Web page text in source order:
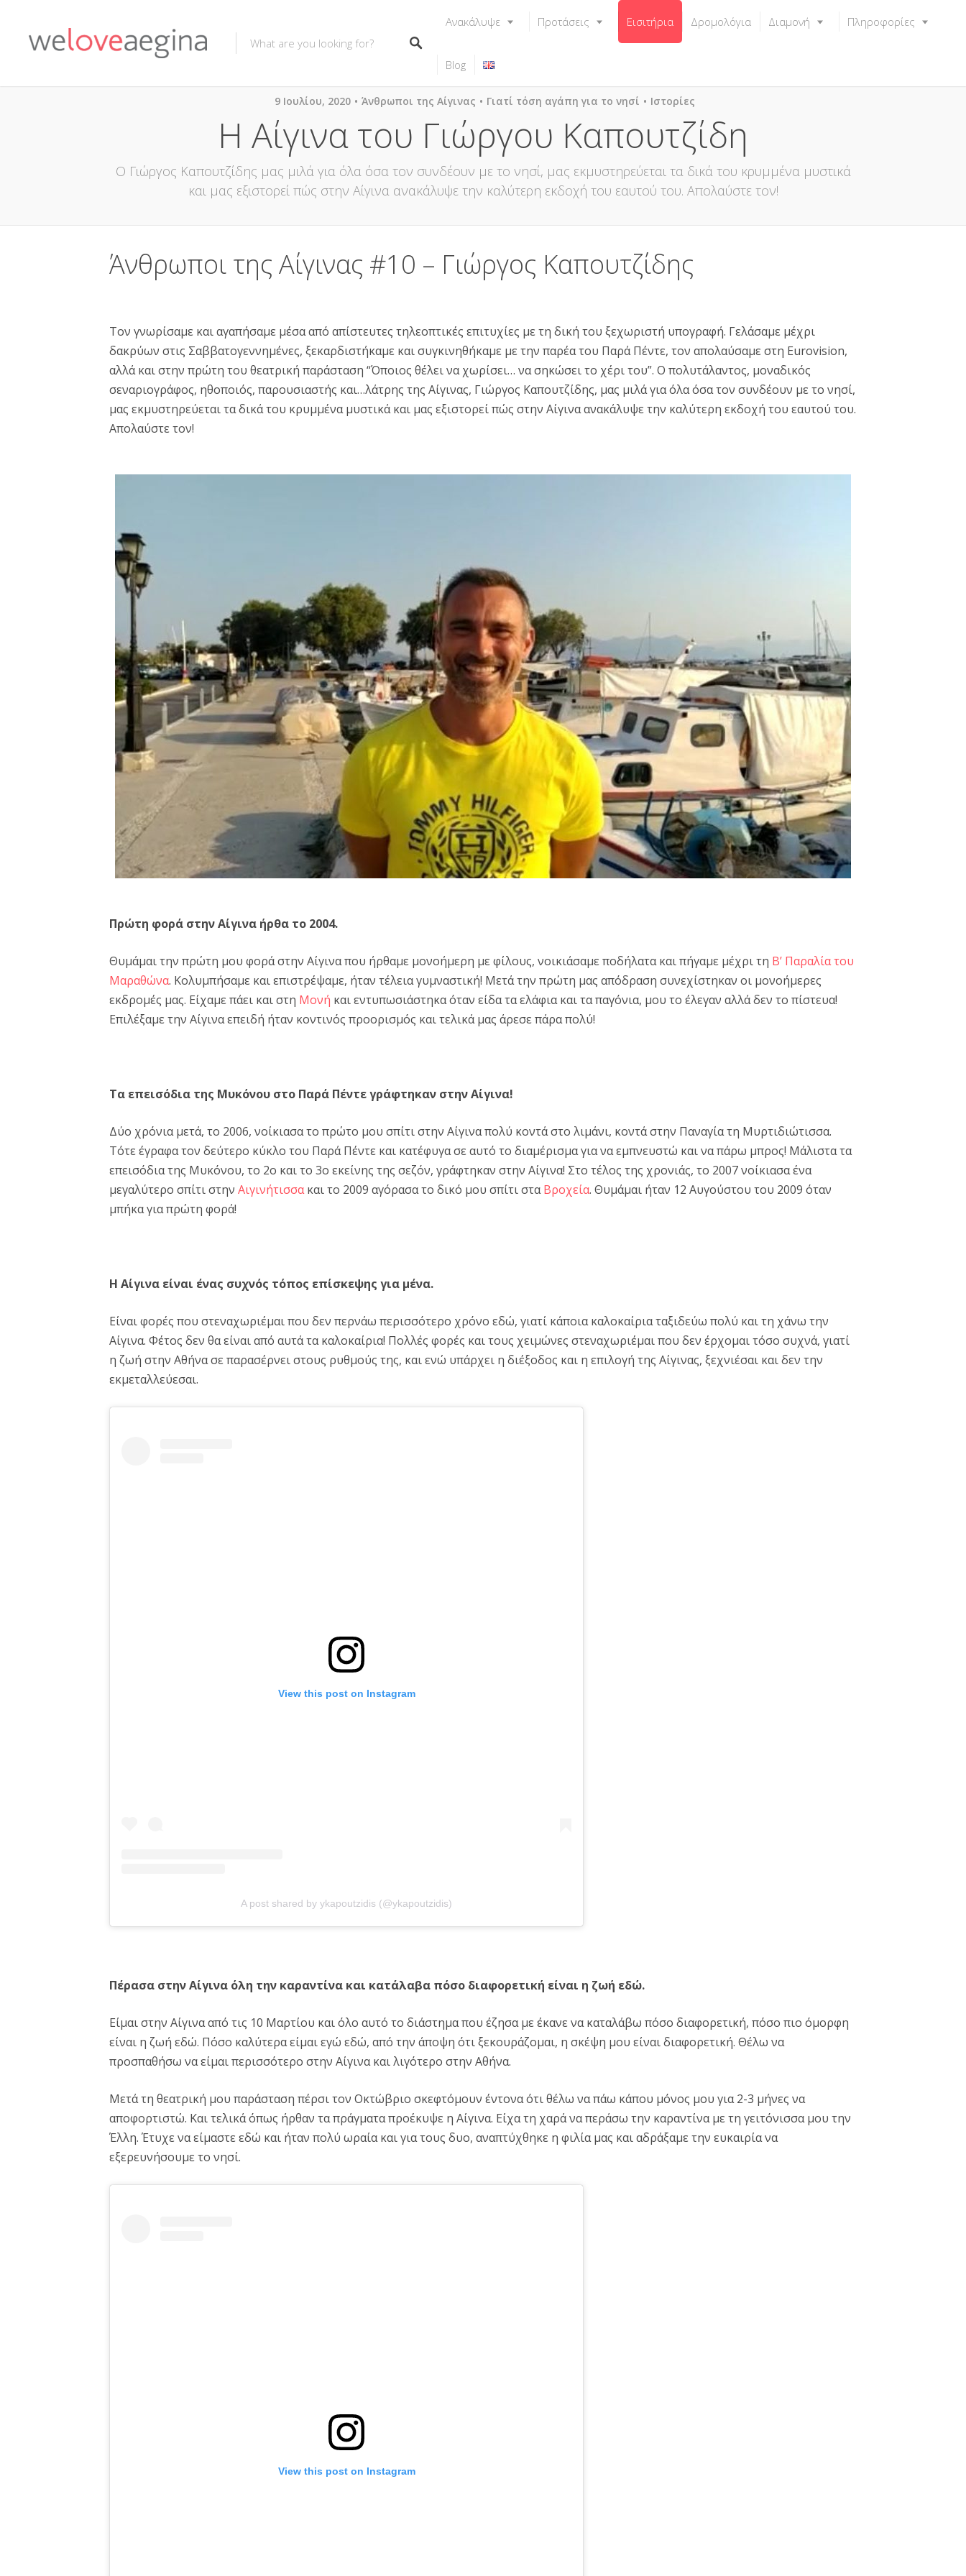
Ανακάλυψε Προτάσεις Εισιτήρια Δρομολόγια Διαμονή Πληροφορίες
Blog
9 Ιουλίου, 2020 Άνθρωποι της Αίγινας Γιατί τόση αγάπη για το νησί Ιστορίες
Η Αίγινα του Γιώργου Καπουτζίδη
Ο Γιώργος Καπουτζίδης μας μιλά για όλα όσα τον συνδέουν με το νησί, μας εκμυστηρεύεται τα δικά του κρυμμένα μυστικά
και μας εξιστορεί πώς στην Αίγινα ανακάλυψε την καλύτερη εκδοχή του εαυτού του. Απολαύστε τον!
Άνθρωποι της Αίγινας #10 – Γιώργος Καπουτζίδης
Τον γνωρίσαμε και αγαπήσαμε μέσα από απίστευτες τηλεοπτικές επιτυχίες με τη δική του ξεχωριστή υπογραφή. Γελάσαμε μέχρι
δακρύων στις Σαββατογεννημένες, ξεκαρδιστήκαμε και συγκινηθήκαμε με την παρέα του Παρά Πέντε, τον απολαύσαμε στη Eurovision,
αλλά και στην πρώτη του θεατρική παράσταση “Όποιος θέλει να χωρίσει… να σηκώσει το χέρι του”. Ο πολυτάλαντος, μοναδικός
σεναριογράφος, ηθοποιός, παρουσιαστής και…λάτρης της Αίγινας, Γιώργος Καπουτζίδης, μας μιλά για όλα όσα τον συνδέουν με το νησί,
μας εκμυστηρεύεται τα δικά του κρυμμένα μυστικά και μας εξιστορεί πώς στην Αίγινα ανακάλυψε την καλύτερη εκδοχή του εαυτού του.
Απολαύστε τον!
Πρώτη φορά στην Αίγινα ήρθα το 2004.
Θυμάμαι την πρώτη μου φορά στην Αίγινα που ήρθαμε μονοήμερη με φίλους, νοικιάσαμε ποδήλατα και πήγαμε μέχρι τη Β’ Παραλία του
Μαραθώνα. Κολυμπήσαμε και επιστρέψαμε, ήταν τέλεια γυμναστική! Μετά την πρώτη μας απόδραση συνεχίστηκαν οι μονοήμερες
εκδρομές μας. Είχαμε πάει και στη Μονή και εντυπωσιάστηκα όταν είδα τα ελάφια και τα παγόνια, μου το έλεγαν αλλά δεν το πίστευα!
Επιλέξαμε την Αίγινα επειδή ήταν κοντινός προορισμός και τελικά μας άρεσε πάρα πολύ!
Τα επεισόδια της Μυκόνου στο Παρά Πέντε γράφτηκαν στην Αίγινα!
Δύο χρόνια μετά, το 2006, νοίκιασα το πρώτο μου σπίτι στην Αίγινα πολύ κοντά στο λιμάνι, κοντά στην Παναγία τη Μυρτιδιώτισσα.
Τότε έγραφα τον δεύτερο κύκλο του Παρά Πέντε και κατέφυγα σε αυτό το διαμέρισμα για να εμπνευστώ και να πάρω μπρος! Μάλιστα τα
επεισόδια της Μυκόνου, το 2ο και το 3ο εκείνης της σεζόν, γράφτηκαν στην Αίγινα! Στο τέλος της χρονιάς, το 2007 νοίκιασα ένα
μεγαλύτερο σπίτι στην Αιγινήτισσακαι το 2009 αγόρασα το δικό μου σπίτι σταΒροχεία. Θυμάμαι ήταν 12 Αυγούστου του 2009 όταν
μπήκα για πρώτη φορά!
Η Αίγινα είναι ένας συχνός τόπος επίσκεψης για μένα.
Είναι φορές που στεναχωριέμαι που δεν περνάω περισσότερο χρόνο εδώ, γιατί κάποια καλοκαίρια ταξιδεύω πολύ και τη χάνω την
Αίγινα. Φέτος δεν θα είναι από αυτά τα καλοκαίρια! Πολλές φορές και τους χειμώνες στεναχωριέμαι που δεν έρχομαι τόσο συχνά, γιατί
η ζωή στην Αθήνα σε παρασέρνει στους ρυθμούς της, και ενώ υπάρχει η διέξοδος και η επιλογή της Αίγινας, ξεχνιέσαι και δεν την
εκμεταλλεύεσαι.
View this post on Instagram
A post shared by ykapoutzidis (@ykapoutzidis)
Πέρασα στην Αίγινα όλη την καραντίνα και κατάλαβα πόσο διαφορετική είναι η ζωή εδώ.
Είμαι στην Αίγινα από τις 10 Μαρτίου και όλο αυτό το διάστημα που έζησα με έκανε να καταλάβω πόσο διαφορετική, πόσο πιο όμορφη
είναι η ζωή εδώ. Πόσο καλύτερα είμαι εγώ εδώ, από την άποψη ότι ξεκουράζομαι, η σκέψη μου είναι διαφορετική. Θέλω να
προσπαθήσω να είμαι περισσότερο στην Αίγινα και λιγότερο στην Αθήνα.
Μετά τη θεατρική μου παράσταση πέρσι τον Οκτώβριο σκεφτόμουν έντονα ότι θέλω να πάω κάπου μόνος μου για 2-3 μήνες να
αποφορτιστώ. Και τελικά όπως ήρθαν τα πράγματα προέκυψε η Αίγινα. Είχα τη χαρά να περάσω την καραντίνα με τη γειτόνισσα μου την
Έλλη. Έτυχε να είμαστε εδώ και ήταν πολύ ωραία και για τους δυο, αναπτύχθηκε η φιλία μας και αδράξαμε την ευκαιρία να
εξερευνήσουμε το νησί.
View this post on Instagram